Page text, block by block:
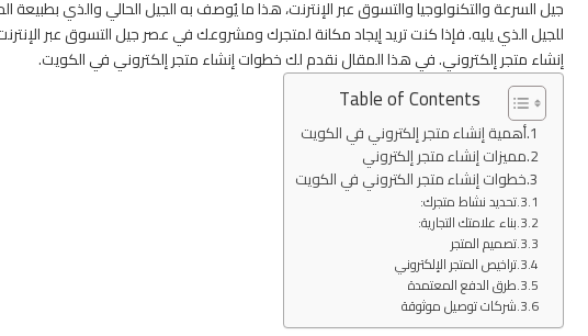
جيل السرعة والتكنولوجيا والتسوق عبر الإنترنت، هذا ما يُوصف به الجيل الحالي والذي
للجيل الذي يليه. فإذا كنت تريد إيجاد مكانة لمتجرك ومشروعك في عصر جيل التسوق عبر
إنشاء متجر إلكتروني. في هذا المقال نقدم لك خطوات إنشاء متجر إلكتروني في الكويت.
Table of Contents
أهمية إنشاء متجر إلكتروني في الكويت
مميزات إنشاء متجر إلكتروني
خطوات إنشاء متجر الكتروني في الكويت
تحديد نشاط متجرك:
بناء علامتك التجارية:
تصميم المتجر
تراخيص المتجر الإلكتروني
طرق الدفع المعتمدة
شركات توصيل موثوقة